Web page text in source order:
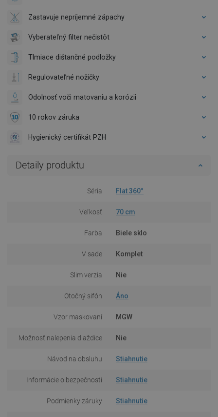
Zastavuje nepríjemné zápachy
Vyberateľný filter nečistôt
Tlmiace dištančné podložky
Regulovateľné nožičky
Odolnosť voči matovaniu a korózii
10 rokov záruka
Hygienický certifikát PZH
Detaily produktu
Séria Flat 360°
Veľkosť 70 cm
Farba Biele sklo
V sade Komplet
Slim verzia Nie
Otočný sifón Áno
Vzor maskovaní MGW
Možnosť nalepenia dlaždice Nie
Návod na obsluhu Stiahnutie
Informácie o bezpečnosti Stiahnutie
Podmienky záruky Stiahnutie